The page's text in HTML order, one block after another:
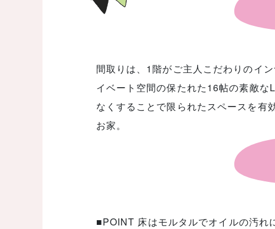
間取りは、1階がご主人こだわりのイ
イベート空間の保たれた16帖の素敵
なくすることで限られたスペースを有
お家。
■POINT 床はモルタルでオイルの汚れ